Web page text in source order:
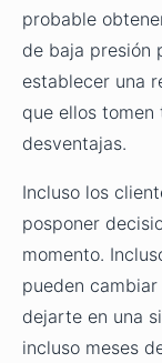
probable
de baja presión
establecer una
que ellos tomen
desventajas.
Incluso los
posponer
momento.
pueden
dejarte en una
incluso meses